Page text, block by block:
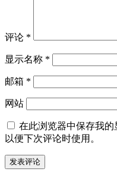
评论 *
显示名称 *
邮箱 *
网站
在此浏览器中保存我的
以便下次评论时使用。